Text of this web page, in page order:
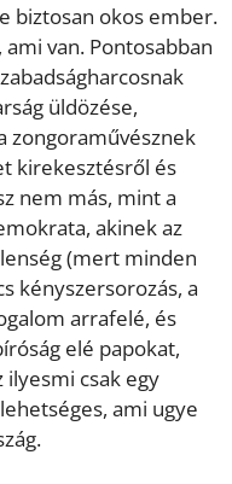
biztosan okos ember.
van. Pontosabban
üldözése,
zongoraművésznek
kirekesztésről és
nem más, mint a
akinek az
(mert minden
kényszersorozás, a
arrafelé, és
elé papokat,
csak egy
ami ugye